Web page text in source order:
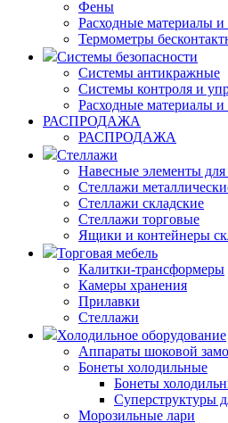
Фены
Расходные материалы
Термометры
Системы безопасности
Системы антикражные
Системы контроля и
Расходные материалы
РАСПРОДАЖА
РАСПРОДАЖА
Стеллажи
Навесные элементы для
Стеллажи
Стеллажи складские
Стеллажи торговые
Ящики и контейнеры
Торговая мебель
Калитки-трансформеры
Камеры хранения
Прилавки
Стеллажи
Холодильное оборудование
Аппараты шоковой
Бонеты холодильные
Бонеты
Суперструктуры
Морозильные лари